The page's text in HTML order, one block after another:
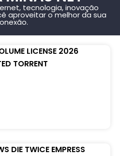
tecnologia, inovação
aproveitar o melhor da sua
LICENSE 2026
TORRENT
DIE TWICE EMPRESS